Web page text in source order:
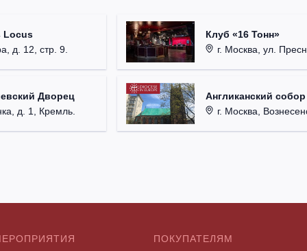
Locus
д. 12, стр. 9.
Дворец
д. 1, Кремль.
Клуб «16 Тонн»
г. Москва, ул.
Англиканский
г. Москва,
ПОКУПАТЕЛЯМ